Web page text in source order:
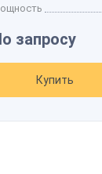
запросу
Купить